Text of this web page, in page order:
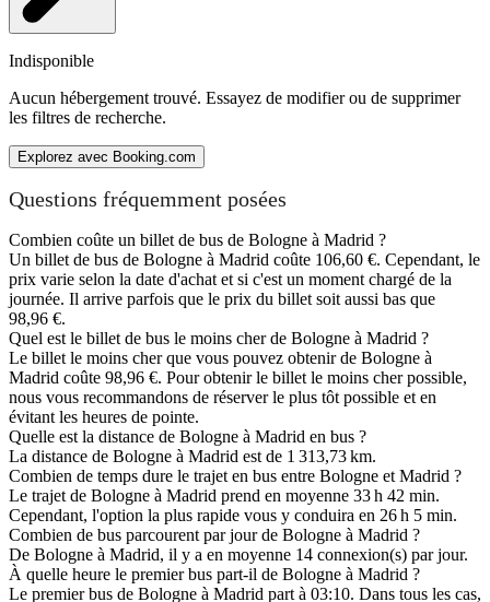
Indisponible
Aucun hébergement trouvé. Essayez de modifier ou de supprimer
les filtres de recherche.
Explorez avec Booking.com
Questions fréquemment posées
Combien coûte un billet de bus de Bologne à Madrid ?
Un billet de bus de Bologne à Madrid coûte 106,60 €. Cependant, le
prix varie selon la date d'achat et si c'est un moment chargé de la
journée. Il arrive parfois que le prix du billet soit aussi bas que
98,96 €.
Quel est le billet de bus le moins cher de Bologne à Madrid ?
Le billet le moins cher que vous pouvez obtenir de Bologne à
Madrid coûte 98,96 €. Pour obtenir le billet le moins cher possible,
nous vous recommandons de réserver le plus tôt possible et en
évitant les heures de pointe.
Quelle est la distance de Bologne à Madrid en bus ?
La distance de Bologne à Madrid est de 1 313,73 km.
Combien de temps dure le trajet en bus entre Bologne et Madrid ?
Le trajet de Bologne à Madrid prend en moyenne 33 h 42 min.
Cependant, l'option la plus rapide vous y conduira en 26 h 5 min.
Combien de bus parcourent par jour de Bologne à Madrid ?
De Bologne à Madrid, il y a en moyenne 14 connexion(s) par jour.
À quelle heure le premier bus part-il de Bologne à Madrid ?
Le premier bus de Bologne à Madrid part à 03:10. Dans tous les cas,